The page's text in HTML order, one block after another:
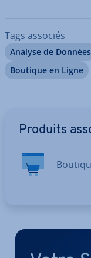
Tags associés
Analyse de Données
Boutique en Ligne
Produits